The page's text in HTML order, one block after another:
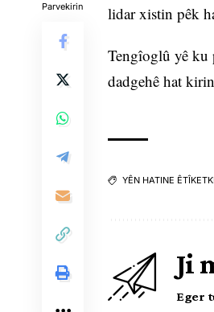
Parvekirin
lidar xistin pêk
Tengîoglû yê ku
dadgehê hat
YÊN HATINE
Ji
Eger